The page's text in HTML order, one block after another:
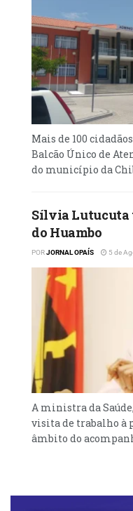
Mais de 100
Balcão Único de
do município da
Sílvia Lutucuta
do Huambo
PORJORNAL OPAÍS 5 de
A ministra da
visita de trabalho à
âmbito do